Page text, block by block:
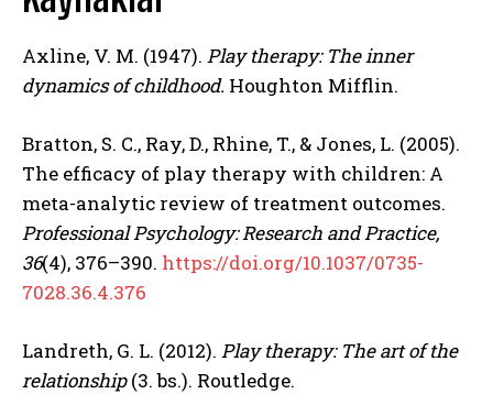
Gizlilik politikasını okudum, onaylıyorum.
Axline, V. M. (1947). Play therapy: The inner
dynamics of childhood. Houghton Mifflin.
Bratton, S. C., Ray, D., Rhine, T., & Jones, L. (2005).
The efficacy of play therapy with children: A
meta-analytic review of treatment outcomes.
Professional Psychology: Research and Practice,
36(4), 376–390. https://doi.org/10.1037/0735-
7028.36.4.376
Landreth, G. L. (2012). Play therapy: The art of the
relationship(3. bs.). Routledge.